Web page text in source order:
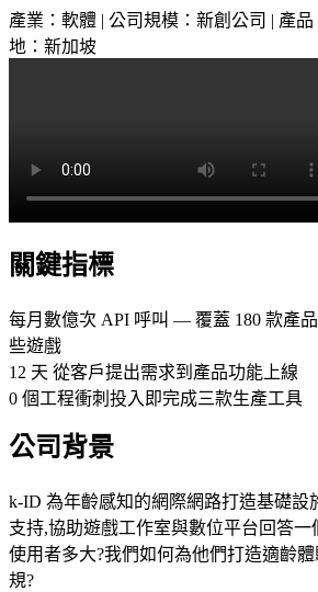
產業：軟體 | 公司規模：新創公司 | 產品
地：新加坡
關鍵指標
每月數億次 API 呼叫 — 覆蓋 180 款產
些遊戲
12 天 從客戶提出需求到產品功能上線
0 個工程衝刺投入即完成三款生產工具
公司背景
k-ID 為年齡感知的網際網路打造基礎設
支持,協助遊戲工作室與數位平台回答一
使用者多大?我們如何為他們打造適齡
規?